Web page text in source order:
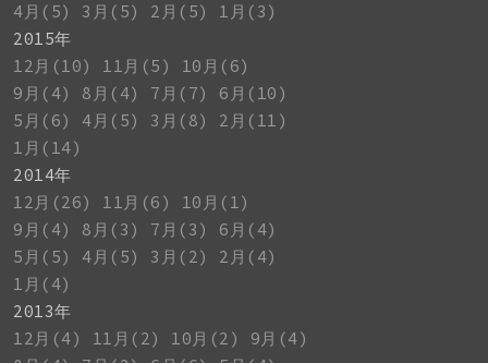
4月(5)
3月(5) 2月(5)
1月(3)
2015年
12月(10)
11月(5)
10月(6)
9月(4)
8月(4) 7月(7)
6月(10)
5月(6)
4月(5) 3月(8)
2月(11)
1月(14)
2014年
12月(26)
11月(6)
10月(1)
9月(4)
8月(3) 7月(3)
6月(4)
5月(5)
4月(5) 3月(2)
2月(4)
1月(4)
2013年
12月(4)
11月(2) 10月(2)
9月(4)